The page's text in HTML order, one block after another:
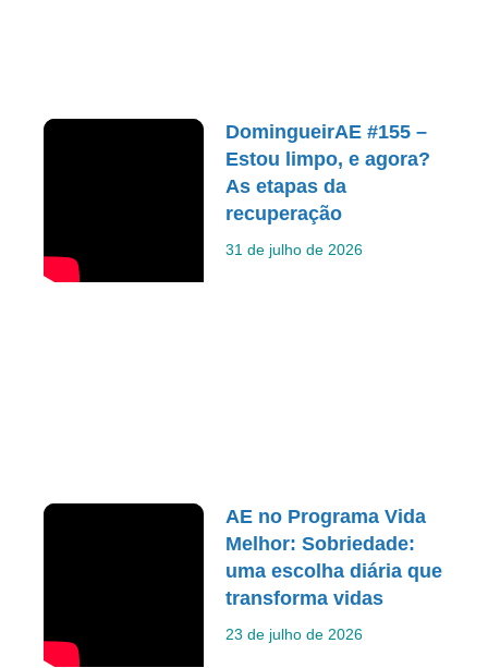
DomingueirAE #155 –
Estou limpo, e agora?
As etapas da
recuperação
31 de julho de 2026
AE no Programa Vida
Melhor: Sobriedade:
uma escolha diária que
transforma vidas
23 de julho de 2026